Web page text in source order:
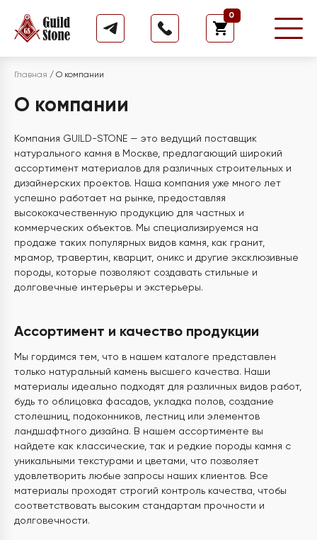
0
Главная / О компании
О компании
Компания GUILD-STONE — это ведущий поставщик
натурального камня в Москве, предлагающий широкий
ассортимент материалов для различных строительных и
дизайнерских проектов. Наша компания уже много лет
успешно работает на рынке, предоставляя
высококачественную продукцию для частных и
коммерческих объектов. Мы специализируемся на
продаже таких популярных видов камня, как гранит,
мрамор, травертин, кварцит, оникс и другие эксклюзивные
породы, которые позволяют создавать стильные и
долговечные интерьеры и экстерьеры.
Ассортимент и качество продукции
Мы гордимся тем, что в нашем каталоге представлен
только натуральный камень высшего качества. Наши
материалы идеально подходят для различных видов работ,
будь то облицовка фасадов, укладка полов, создание
столешниц, подоконников, лестниц или элементов
ландшафтного дизайна. В нашем ассортименте вы
найдете как классические, так и редкие породы камня с
уникальными текстурами и цветами, что позволяет
удовлетворить любые запросы наших клиентов. Все
материалы проходят строгий контроль качества, чтобы
соответствовать высоким стандартам прочности и
долговечности.